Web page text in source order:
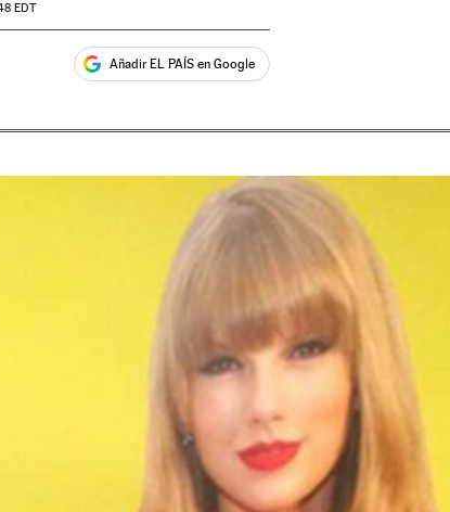
EDT
Añadir EL PAÍS en Google